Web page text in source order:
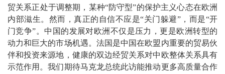
贸关系正处于调整期，某种“防守型”的保护主义心态在欧洲
内部滋生。然而，真正的自信不应是“关门躲避”，而是“开
门竞争”。中国的发展对欧洲不仅是压力，更是欧洲转型的
动力和巨大的市场机遇。法国是中国在欧盟内重要的贸易伙
伴和投资来源地，健康的双边经贸关系对中欧整体关系具有
示范作用。我们期待马克龙总统此访能推动更多高质量合作